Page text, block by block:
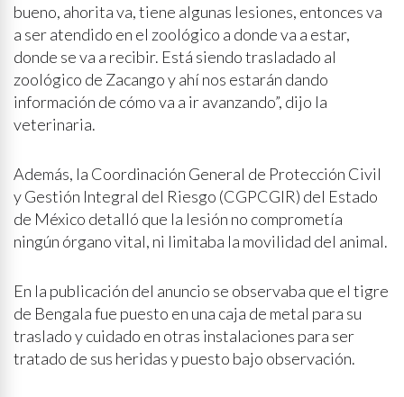
bueno, ahorita va, tiene algunas lesiones, entonces va
a ser atendido en el zoológico a donde va a estar,
donde se va a recibir. Está siendo trasladado al
zoológico de Zacango y ahí nos estarán dando
información de cómo va a ir avanzando”, dijo la
veterinaria.
Además, la Coordinación General de Protección Civil
y Gestión Integral del Riesgo (CGPCGIR) del Estado
de México detalló que la lesión no comprometía
ningún órgano vital, ni limitaba la movilidad del animal.
En la publicación del anuncio se observaba que el tigre
de Bengala fue puesto en una caja de metal para su
traslado y cuidado en otras instalaciones para ser
tratado de sus heridas y puesto bajo observación.